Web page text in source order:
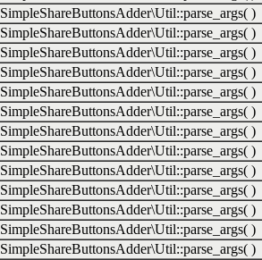
SimpleShareButtonsAdder\Util::parse_args( )
SimpleShareButtonsAdder\Util::parse_args( )
SimpleShareButtonsAdder\Util::parse_args( )
SimpleShareButtonsAdder\Util::parse_args( )
SimpleShareButtonsAdder\Util::parse_args( )
SimpleShareButtonsAdder\Util::parse_args( )
SimpleShareButtonsAdder\Util::parse_args( )
SimpleShareButtonsAdder\Util::parse_args( )
SimpleShareButtonsAdder\Util::parse_args( )
SimpleShareButtonsAdder\Util::parse_args( )
SimpleShareButtonsAdder\Util::parse_args( )
SimpleShareButtonsAdder\Util::parse_args( )
SimpleShareButtonsAdder\Util::parse_args( )